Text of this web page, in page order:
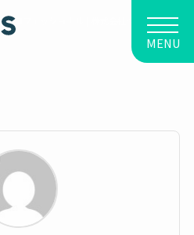
プロフェッショナル | 株式会社タタアイズ
MENU